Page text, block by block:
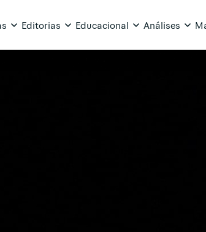
Editorias Educacional Análises